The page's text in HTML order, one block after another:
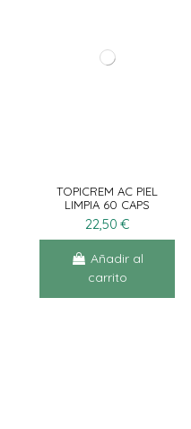
TOPICREM AC PIEL
LIMPIA 60 CAPS
22,50 €
Añadir al
carrito